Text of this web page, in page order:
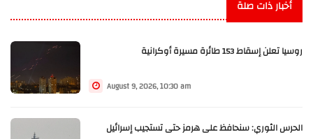
أخبار ذات صلة
روسيا تعلن إسقاط 153 طائرة مسيرة أوكرانية
August 9, 2026, 10:30 am
الحرس الثوري: سنحافظ على هرمز حتى تستجيب إسرائيل